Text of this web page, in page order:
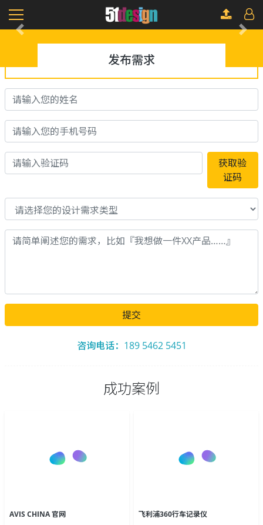
Previous Next
发布需求
获取验
证码
提交
咨询电话：189 5462 5451
成功案例
AVIS CHINA 官网 飞利浦360行车记录仪